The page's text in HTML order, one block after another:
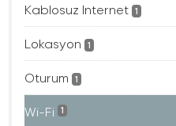
Kablosuz Internet 1
Lokasyon 1
Oturum 1
Wi-Fi 1